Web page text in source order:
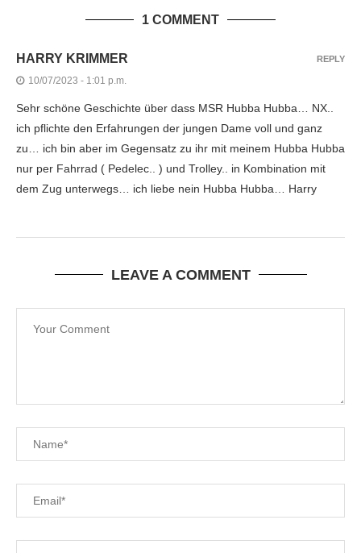
1 COMMENT
HARRY KRIMMER
10/07/2023 - 1:01 p.m.
Sehr schöne Geschichte über dass MSR Hubba Hubba… NX..
ich pflichte den Erfahrungen der jungen Dame voll und ganz
zu… ich bin aber im Gegensatz zu ihr mit meinem Hubba Hubba
nur per Fahrrad ( Pedelec.. ) und Trolley.. in Kombination mit
dem Zug unterwegs… ich liebe nein Hubba Hubba… Harry
REPLY
LEAVE A COMMENT